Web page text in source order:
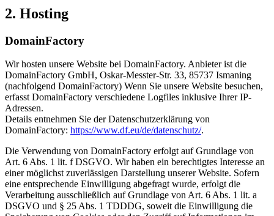
2. Hosting
DomainFactory
Wir hosten unsere Website bei DomainFactory. Anbieter ist die
DomainFactory GmbH, Oskar-Messter-Str. 33, 85737 Ismaning
(nachfolgend DomainFactory) Wenn Sie unsere Website besuchen,
erfasst DomainFactory verschiedene Logfiles inklusive Ihrer IP-
Adressen.
Details entnehmen Sie der Datenschutzerklärung von
DomainFactory: https://www.df.eu/de/datenschutz/.
Die Verwendung von DomainFactory erfolgt auf Grundlage von
Art. 6 Abs. 1 lit. f DSGVO. Wir haben ein berechtigtes Interesse an
einer möglichst zuverlässigen Darstellung unserer Website. Sofern
eine entsprechende Einwilligung abgefragt wurde, erfolgt die
Verarbeitung ausschließlich auf Grundlage von Art. 6 Abs. 1 lit. a
DSGVO und § 25 Abs. 1 TDDDG, soweit die Einwilligung die